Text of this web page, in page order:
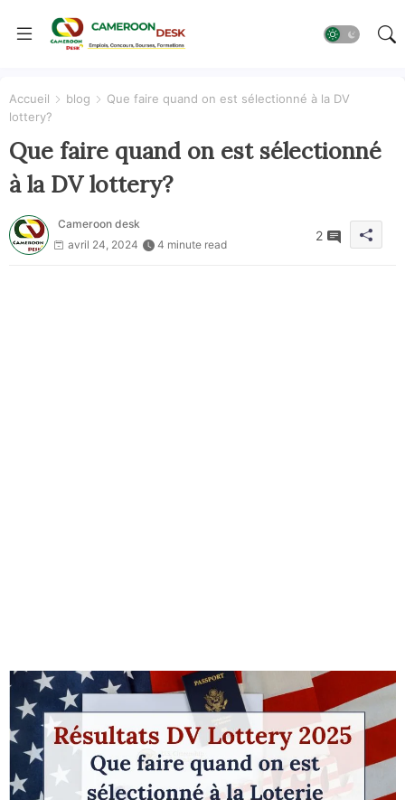
Accueil blog
Que faire quand on est sélectionné à la DV
lottery?
Que faire quand on est sélectionné
à la DV lottery?
Cameroon desk
avril 24, 2024
4 minute read
2